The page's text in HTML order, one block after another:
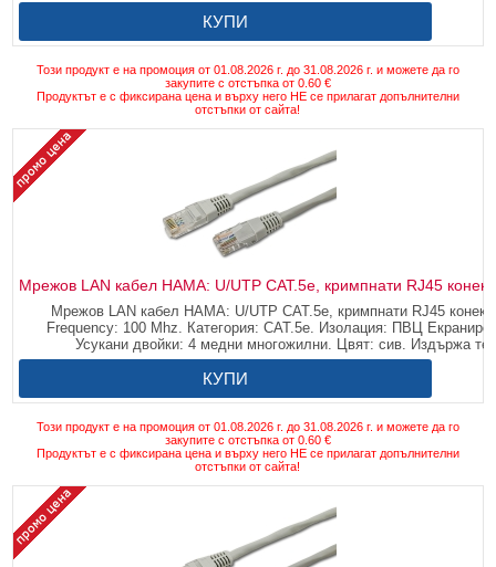
КУПИ
Този продукт е на промоция от 01.08.2026 г. до 31.08.2026 г. и можете да го
закупите с отстъпка от 0.60 €
Продуктът е с фиксирана цена и върху него НЕ се прилагат допълнителни
отстъпки от сайта!
Мрежов LAN кабел HAMA: U/UTP CAT.5e, кримпнати RJ45
Мрежов LAN кабел HAMA: U/UTP CAT.5e, кримпнати RJ45
Frequency: 100 Mhz. Категория: CAT.5e. Изолация: ПВЦ
Усукани двойки: 4 медни многожилни. Цвят: сив. Издържа
КУПИ
Този продукт е на промоция от 01.08.2026 г. до 31.08.2026 г. и можете да го
закупите с отстъпка от 0.60 €
Продуктът е с фиксирана цена и върху него НЕ се прилагат допълнителни
отстъпки от сайта!